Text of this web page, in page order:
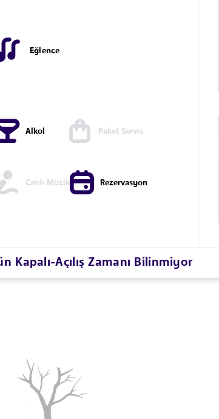
Eğlence
Alkol Paket Servis
Canlı Müzik Rezervasyon
Kapalı-Açılış Zamanı Bilinmiyor